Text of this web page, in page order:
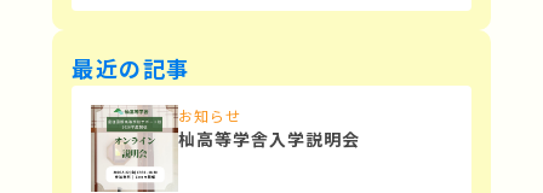
最近の記事
お知らせ
杣高等学舎入学説明会